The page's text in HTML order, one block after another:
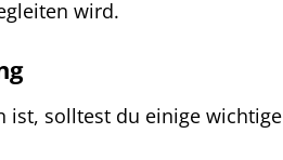
wird.
ist, solltest du einige wichtige